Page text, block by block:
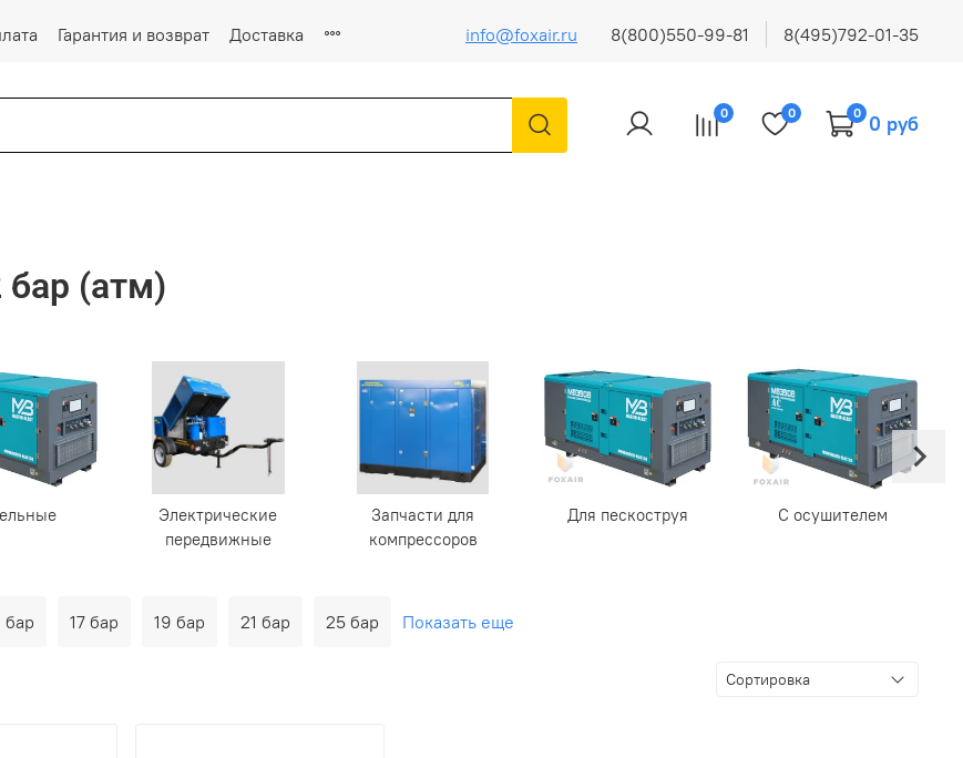
Гарантия и возврат Доставка info@foxair.ru 8(800)550-99-81 8(495)792-01-35
0 0 0 0 руб
(атм)
Электрическиe
передвижные
Запчасти для
компрессоров
Для пескоструя С осушителем
бар 17 бар 19 бар 21 бар 25 бар Показать еще